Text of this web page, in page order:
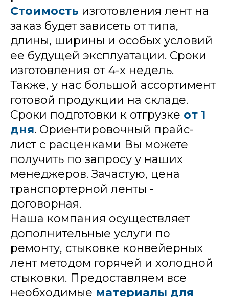
Стоимость изготовления лент на
заказ будет зависеть от типа,
длины, ширины и особых условий
ее будущей эксплуатации. Сроки
изготовления от 4-х недель.
Также, у нас большой ассортимент
готовой продукции на складе.
Сроки подготовки к отгрузке от 1
дня. Ориентировочный прайс-
лист с расценками Вы можете
получить по запросу у наших
менеджеров. Зачастую, цена
транспортерной ленты -
договорная.
Наша компания осуществляет
дополнительные услуги по
ремонту, стыковке конвейерных
лент методом горячей и холодной
стыковки. Предоставляем все
необходимые материалы для